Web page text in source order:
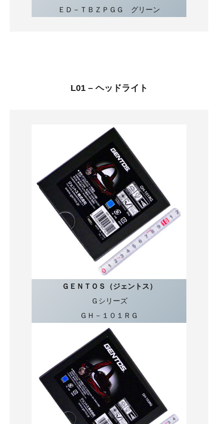
ＥＤ－ＴＢＺＰＧＧ グリーン
L01 – ヘッドライト
ＧＥＮＴＯＳ（ジェントス）
Ｇシリーズ
ＧＨ－１０１ＲＧ